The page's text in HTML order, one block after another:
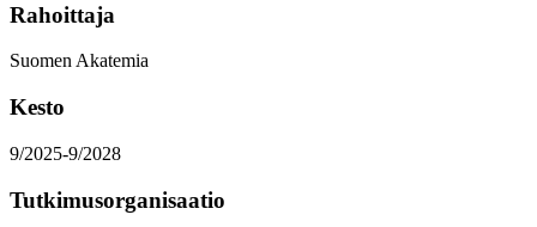
Rahoittaja
Suomen Akatemia
Kesto
9/2025-9/2028
Tutkimusorganisaatio